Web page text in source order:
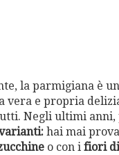
la parmigiana è
vera e propria
Negli ultimi anni,
hai mai
o con i fiori